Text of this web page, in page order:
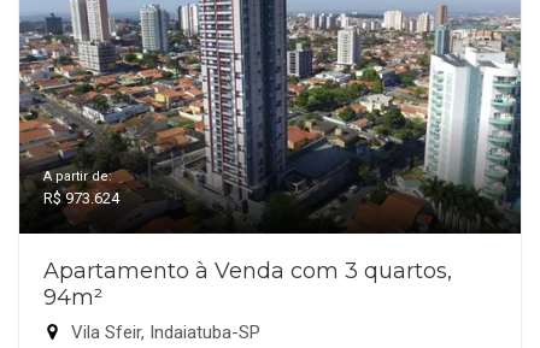
A partir de:
R$ 973.624
Apartamento à Venda com 3 quartos,
94m²
Vila Sfeir, Indaiatuba-SP